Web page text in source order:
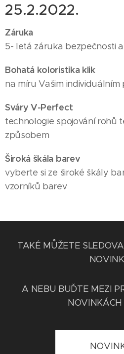
25.2.2022.
Záruka
5- letá záruka bezpečnosti
Bohatá koloristika klik
na míru Vašim
Sváry V-Perfect
technologie spojování rohů
způsobem
Široká škála barev
vyberte si ze široké škály
vzorníků barev
TAKÉ MŮŽETE
A NEBU BUĎTE MEZI
NOVINKÁCH